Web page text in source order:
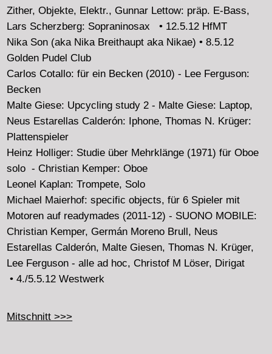
Mit Konzerten, Schülerprojekten, einem mobilen
Klangcontainer, 6 Magazinausgaben und einer Webseite
sollte das Projekt "die innovative Vermittlung Neuer
Musik stärken".
Was mit einem Strauß von Erwartungen vor 3 Jahren
begann, entläßt nun die Akteure in die kalte Realität der
----------------------------------------
Playlist:
Zwergohreulen In Der Vikos-Schlucht 1:54
AudioArt Compilation 02 Costa Gröhn
Mcluhan-The Medium Is The Massage_A-01 19:11
L.Kaplan, D.Chamy,A.Dörner 13:21
L.Kaplan-tp, D.Chamy-perc,A.Dörner-tp
Mcluhan-The-Medium-Is-The-Massage_02 23:08
M.Charbin:prep.pianio, O.Toulemonde:acoustic objects
n´thas 6:13 Obsence
Axel dörner - tp, leonel kaplan-tp. diego chamy - perc.
O.Toulemonde: ac. objects, KLS Trio Liverec.
20120211Set2 29:18 O.Toulemonde, R. Klammer,
G.Lettow, L. Scherzberg